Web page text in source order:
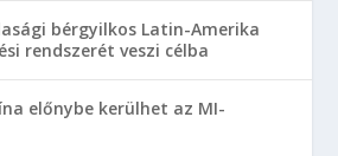
bérgyilkos Latin-Amerika
rendszerét veszi célba
előnybe kerülhet az MI-